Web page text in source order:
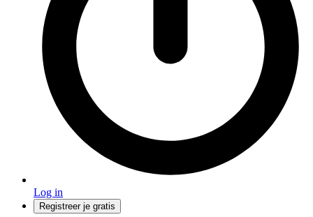
Log in
Registreer je gratis